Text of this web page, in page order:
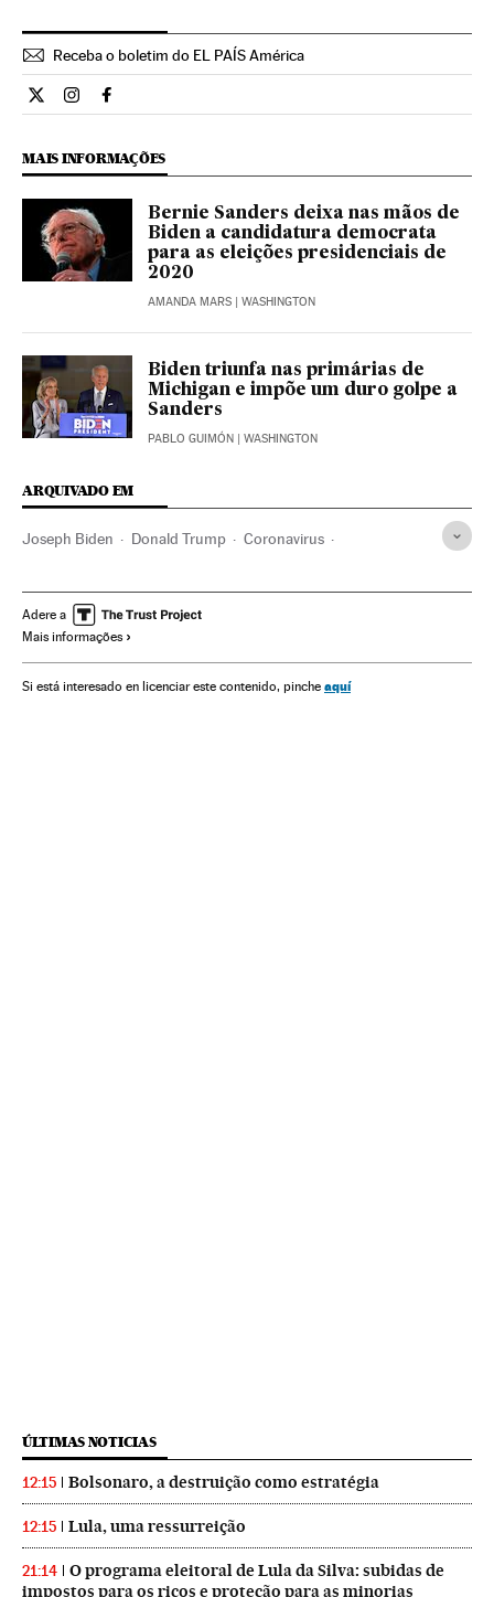
Receba o boletim do EL PAÍS América
Internacional El País Brasil en Twitter
Internacional El País Brasil en Instagram
Internacional El País Brasil en Facebook
MAIS INFORMAÇÕES
Bernie Sanders deixa nas mãos de
Biden a candidatura democrata
para as eleições presidenciais de
2020
AMANDA MARS | WASHINGTON
Biden triunfa nas primárias de
Michigan e impõe um duro golpe a
Sanders
PABLO GUIMÓN | WASHINGTON
ARQUIVADO EM
Joseph Biden Donald Trump Coronavirus
Eleições Eleições EUA 2020
Estados Unidos
Adere a
Mais informações
Si está interesado en licenciar este contenido, pinche aquí
ÚLTIMAS NOTICIAS
12:15 Bolsonaro, a destruição como estratégia
12:15 Lula, uma ressurreição
21:14
O programa eleitoral de Lula da Silva: subidas de
impostos para os ricos e proteção para as minorias